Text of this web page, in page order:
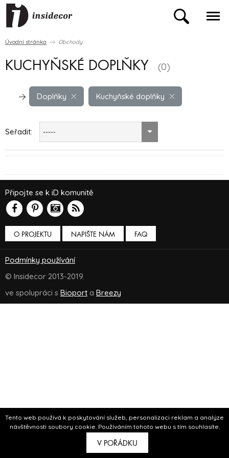
Tento web používá k poskytování služeb, personalizaci reklam a analýze
návštěvnosti soubory cookie. Používáním tohoto webu s tím souhlasíte.
V POŘÁDKU
Úvodní stránka Obchody
KUCHYŇSKÉ DOPLŇKY (0)
Doplňky Kuchyňské doplňky
Seřadit: -----
O PROJEKTU NAPIŠTE NÁM
Připojte se k iD komunitě
FAQ
Podmínky používání
© Insidecor 2013-2019.
ve spolupráci s Bioport a Breezy